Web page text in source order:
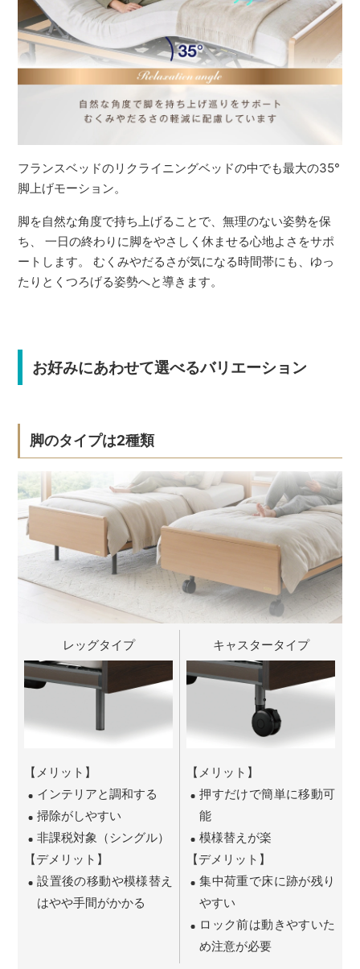
フランスベッドのリクライニングベッドの中でも最大の35°
脚上げモーション。
脚を自然な角度で持ち上げることで、無理のない姿勢を保
ち、 一日の終わりに脚をやさしく休ませる心地よさをサポ
ートします。 むくみやだるさが気になる時間帯にも、ゆっ
たりとくつろげる姿勢へと導きます。
お好みにあわせて選べるバリエーション
脚のタイプは2種類
レッグタイプ キャスタータイプ
【メリット】
インテリアと調和する
掃除がしやすい
非課税対象（シングル）
【デメリット】
設置後の移動や模様替え
はやや手間がかかる
【メリット】
押すだけで簡単に移動可
能
模様替えが楽
【デメリット】
集中荷重で床に跡が残り
やすい
ロック前は動きやすいた
め注意が必要